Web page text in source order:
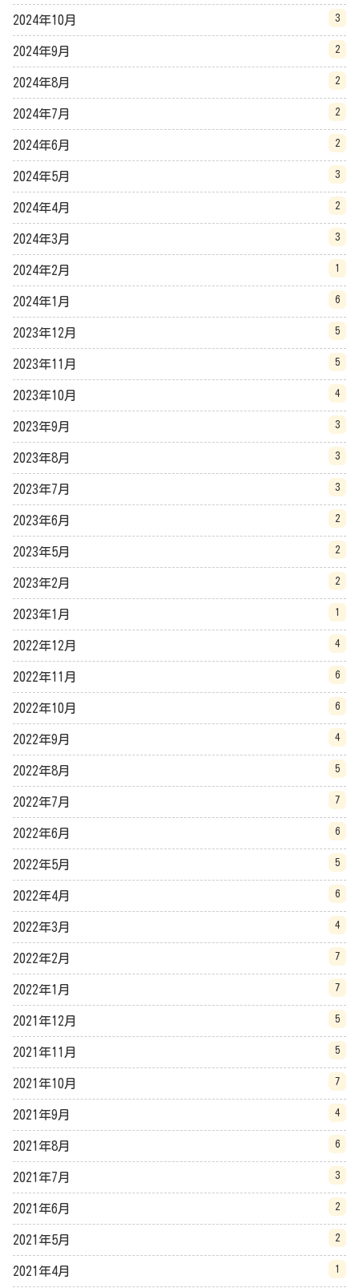
2024年10月 3
2024年9月 2
2024年8月 2
2024年7月 2
2024年6月 2
2024年5月 3
2024年4月 2
2024年3月 3
2024年2月 1
2024年1月 6
2023年12月 5
2023年11月 5
2023年10月 4
2023年9月 3
2023年8月 3
2023年7月 3
2023年6月 2
2023年5月 2
2023年2月 2
2023年1月 1
2022年12月 4
2022年11月 6
2022年10月 6
2022年9月 4
2022年8月 5
2022年7月 7
2022年6月 6
2022年5月 5
2022年4月 6
2022年3月 4
2022年2月 7
2022年1月 7
2021年12月 5
2021年11月 5
2021年10月 7
2021年9月 4
2021年8月 6
2021年7月 3
2021年6月 2
2021年5月 2
2021年4月 1